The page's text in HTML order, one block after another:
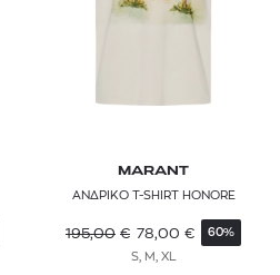
MARANT
ΑΝΔΡΙΚΟ T-SHIRT HONORE
195,00 € 78,00 € 60%
S, M, XL